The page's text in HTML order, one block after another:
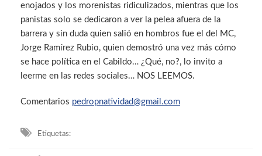
enojados y los morenistas ridiculizados, mientras que los
panistas solo se dedicaron a ver la pelea afuera de la
barrera y sin duda quien salió en hombros fue el del MC,
Jorge Ramírez Rubio, quien demostró una vez más cómo
se hace política en el Cabildo… ¿Qué, no?, lo invito a
leerme en las redes sociales… NOS LEEMOS.
Comentarios pedropnatividad@gmail.com
Etiquetas: